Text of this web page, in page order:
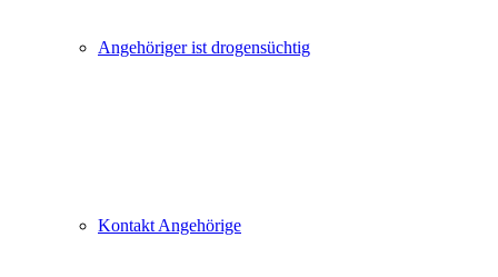
Angehöriger ist drogensüchtig
Kontakt Angehörige